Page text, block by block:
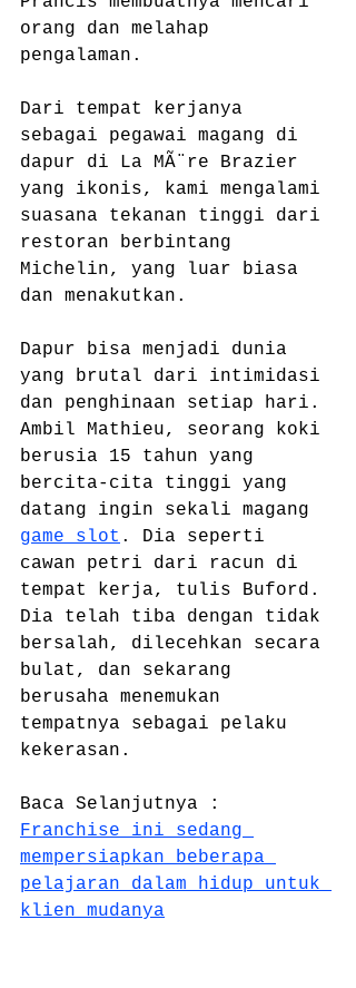
orang dan melahap
pengalaman.
Dari tempat kerjanya
sebagai pegawai magang di
dapur di La MÃ¨re Brazier
yang ikonis, kami mengalami
suasana tekanan tinggi dari
restoran berbintang
Michelin, yang luar biasa
dan menakutkan.
Dapur bisa menjadi dunia
yang brutal dari intimidasi
dan penghinaan setiap hari.
Ambil Mathieu, seorang koki
berusia 15 tahun yang
bercita-cita tinggi yang
datang ingin sekali magang
game slot . Dia seperti
cawan petri dari racun di
tempat kerja, tulis Buford.
Dia telah tiba dengan tidak
bersalah, dilecehkan secara
bulat, dan sekarang
berusaha menemukan
tempatnya sebagai pelaku
kekerasan.
Baca Selanjutnya :
Franchise ini sedang
mempersiapkan beberapa
pelajaran dalam hidup untuk
klien mudanya